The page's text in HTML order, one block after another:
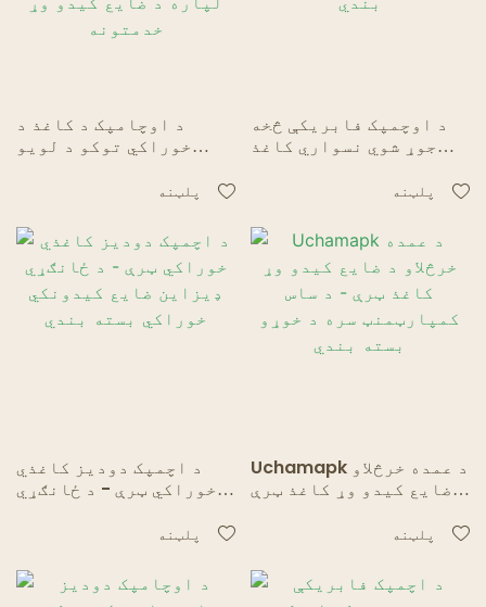
د اوچامپک د کاغذ د
خوراکي توکو د لویو
باربیکیو او ناشتو
خدمتونه
پلټنه
د اوچمپک فابریکې څخه
جوړ شوي نسواري کاغذ
د ضایع کیدو وړ بسته
پلټنه
د اچمپک دودیز کاغذي
خوراکي ټرې - د ځانګړي
خوراکي بسته بنديپلټنه
Uchamapk د عمده خرڅلاو
د ضایع کیدو وړ کاغذ ټرې
پلټنه